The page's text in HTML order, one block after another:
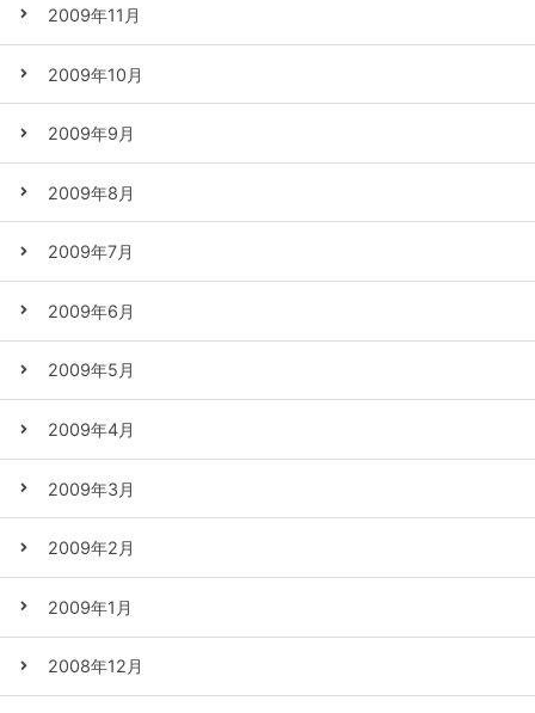
2009年11月
2009年10月
2009年9月
2009年8月
2009年7月
2009年6月
2009年5月
2009年4月
2009年3月
2009年2月
2009年1月
2008年12月